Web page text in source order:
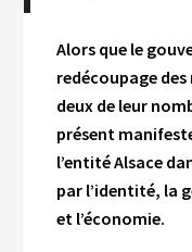
Alors que le
redécoupage
deux de leur
présent
l’entité Alsace
par l’identité, la
et l’économie.